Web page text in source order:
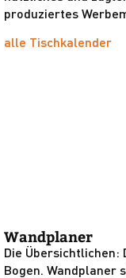
produziertes
alle Tischkalender
Wandplaner
Die Übersichtlichen:
Bogen. Wandplaner